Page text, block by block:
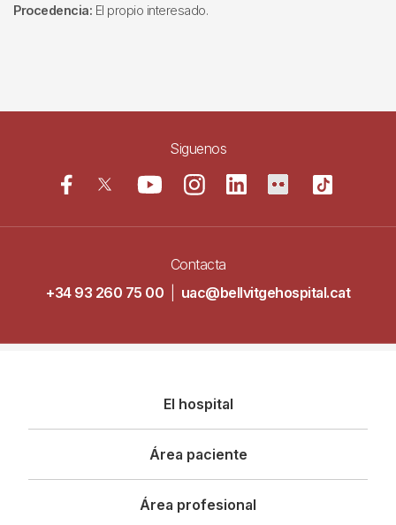
Procedencia: El propio interesado.
Siguenos
Contacta
+34 93 260 75 00
uac@bellvitgehospital.cat
principal
El hospital
Área paciente
Área profesional